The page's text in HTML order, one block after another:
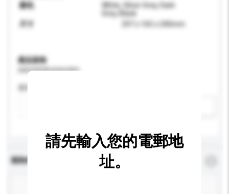
顏色
White, Silver Grey, Dark
Grey, Black
297 x 165 x 240mm
產品規格
請提供您對產品的特定要求。
查詢內容
請先輸入您的電郵地
址。